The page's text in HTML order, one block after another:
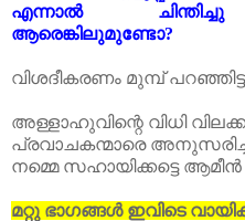
എന്നാൽ
ചിന്തിച്ചു
ആരെങ്കിലുമുണ്ടോ?
വിശദീകരണം മുമ്പ്
അള്ളാഹുവിന്റെ വിധി
പ്രവാചകന്മാരെ
നമ്മെ സഹായിക്കട്ടെ
മറ്റു ഭാഗങ്ങൾ ഇവിടെ